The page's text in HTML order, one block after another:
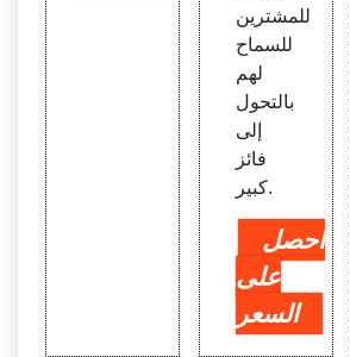
للمشترين
للسماح
لهم
بالتحول
إلى
فائز
كبير.
احصل
على
السعر